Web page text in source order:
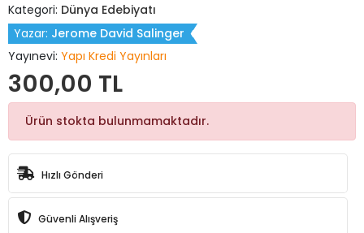
Kategori: Dünya Edebiyatı
Yazar: Jerome David Salinger
Yayınevi: Yapı Kredi Yayınları
300,00 TL
Ürün stokta bulunmamaktadır.
Hızlı Gönderi
Güvenli Alışveriş